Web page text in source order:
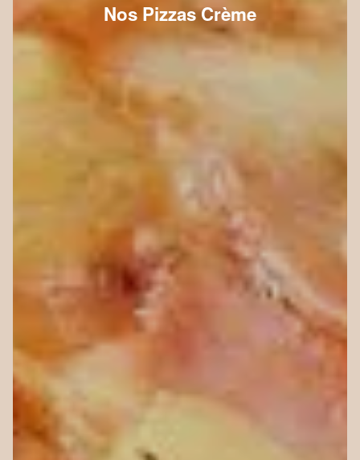
Nos Pizzas Crème